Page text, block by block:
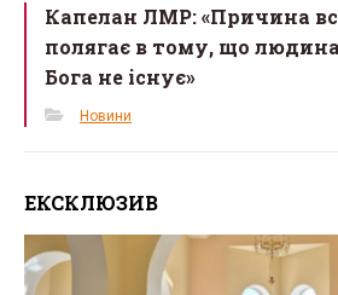
Капелан ЛМР: «Причина
полягає в тому, що
Бога не існує»
Новини
ЕКСКЛЮЗИВ